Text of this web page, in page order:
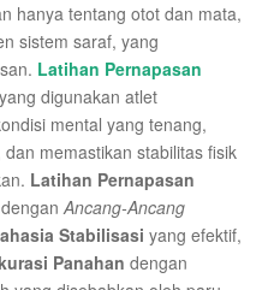
n
hanya tentang otot dan mata,
sistem saraf, yang
Latihan Pernapasan
digunakan atlet
mental yang tenang,
memastikan stabilitas fisik
Latihan Pernapasan
Ancang-Ancang
Stabilisasi yang efektif,
Panahan dengan